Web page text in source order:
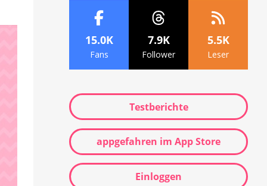
15.0K
Fans
7.9K
Follower
5.5K
Leser
Testberichte
appgefahren im App Store
Einloggen